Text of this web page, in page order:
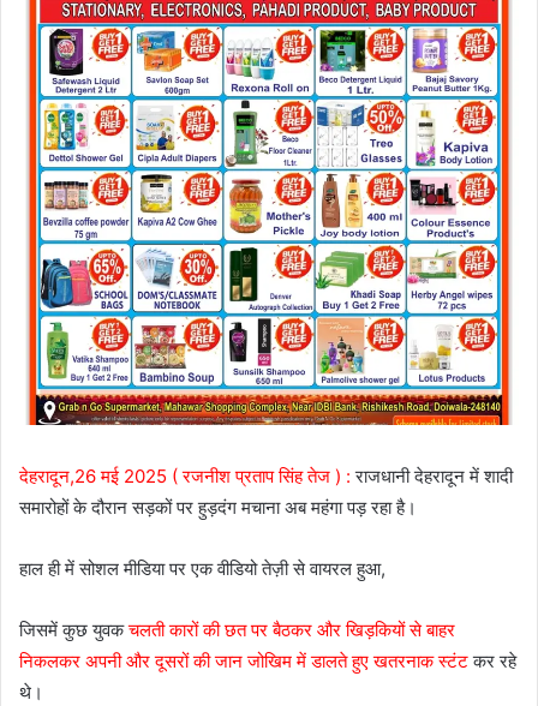
देहरादून,26 मई 2025 ( रजनीश प्रताप सिंह तेज ) : राजधानी देहरादून में शादी
समारोहों के दौरान सड़कों पर हुड़दंग मचाना अब महंगा पड़ रहा है।
हाल ही में सोशल मीडिया पर एक वीडियो तेज़ी से वायरल हुआ,
जिसमें कुछ युवकचलती कारों की छत पर बैठकर और खिड़कियों से बाहर
निकलकर अपनी और दूसरों की जान जोखिम में डालते हुए खतरनाक स्टंटकर रहे
थे।